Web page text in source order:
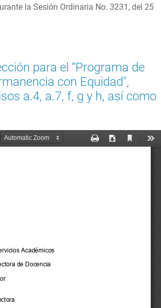
la Sesión Ordinaria No. 3231, del 25
para el “Programa de
con Equidad",
a.4, a.7, f, g y h, así como